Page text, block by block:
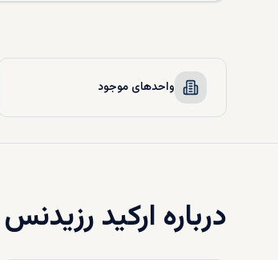
واحدهای موجود
درباره ارکید رزیدنس ۱